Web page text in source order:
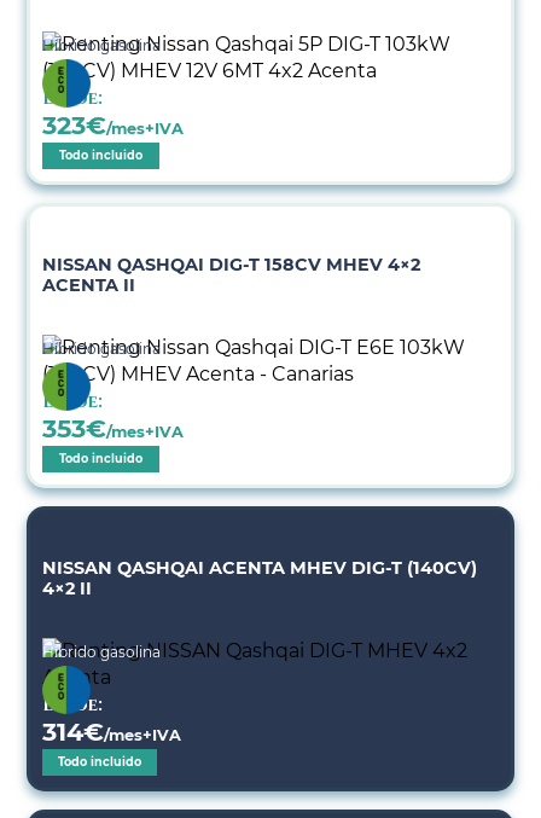
Híbrido gasolina
Desde:
323€/mes+IVA
Todo incluido
NISSAN QASHQAI DIG-T 158CV MHEV 4×2
ACENTA II
Híbrido gasolina
Desde:
353€/mes+IVA
Todo incluido
NISSAN QASHQAI ACENTA MHEV DIG-T (140CV)
4×2 II
Híbrido gasolina
Desde:
314€/mes+IVA
Todo incluido